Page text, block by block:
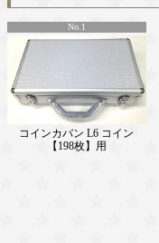
No.1
コインカバン L6 コイン
【198枚】用